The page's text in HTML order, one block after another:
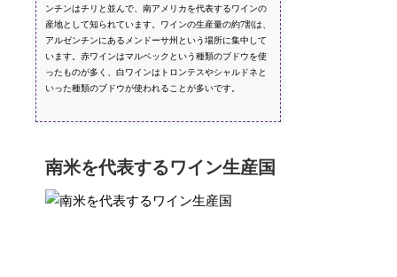
ンチンはチリと並んで、南アメリカを代表するワインの
産地として知られています。ワインの生産量の約7割は、
アルゼンチンにあるメンドーサ州という場所に集中して
います。赤ワインはマルベックという種類のブドウを使
ったものが多く、白ワインはトロンテスやシャルドネと
いった種類のブドウが使われることが多いです。
南米を代表するワイン生産国